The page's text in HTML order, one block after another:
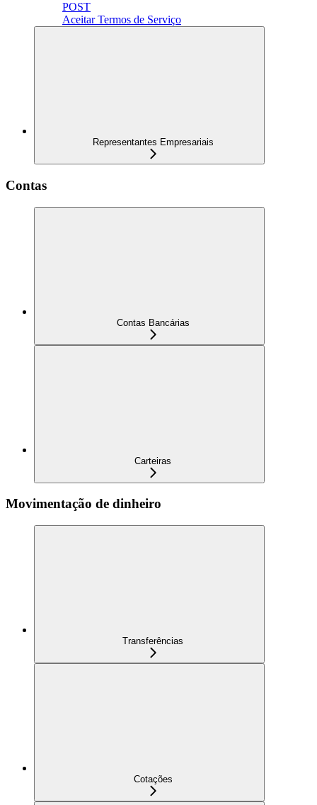
POST
Aceitar Termos de Serviço
Representantes Empresariais
Contas
Contas Bancárias
Carteiras
Movimentação de dinheiro
Transferências
Cotações